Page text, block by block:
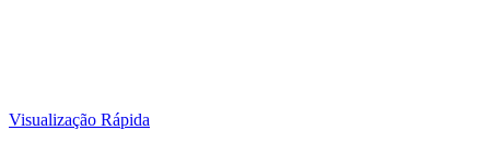
Visualização Rápida